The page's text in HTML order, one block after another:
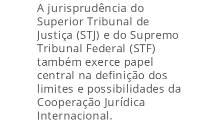
A jurisprudência do
Superior Tribunal de
Justiça (STJ) e do Supremo
Tribunal Federal (STF)
também exerce papel
central na definição dos
limites e possibilidades da
Cooperação Jurídica
Internacional.